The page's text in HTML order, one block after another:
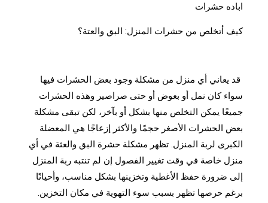
اباده حشرات
كيف أتخلص من حشرات المنزل: البق والعتة؟
قد يعاني أي منزل من مشكلة وجود بعض الحشرات فيها
سواء كان نمل أو بعوض أو حتى صراصير وهذه الحشرات
جميعًا يمكن التخلص منها بشكل أو بآخر، لكن تبقى مشكلة
بعض الحشرات الأصغر حجمًا والأكثر إزعاجًا هي المعضلة
الكبرى لربة المنزل. تظهر مشكلة حشرة البق والعثة في أي
منزل خاصة في وقت تغيير الفصول إن لم تنتبه ربة المنزل
إلى ضرورة حفظ الأغطية وتخزينها بشكل مناسب، وأحيانًا
برغم حرصها تظهر بسبب سوء التهوية في مكان التخزين.